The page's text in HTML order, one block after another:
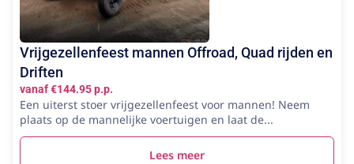
Vrijgezellenfeest mannen Offroad, Quad rijden en
Driften
vanaf €144.95 p.p.
Een uiterst stoer vrijgezellenfeest voor mannen! Neem
plaats op de mannelijke voertuigen en laat de...
Lees meer